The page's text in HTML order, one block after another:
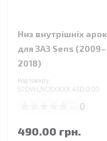
Низ внутрішніх арок
для ЗАЗ Sens (2009–
2018)
Код товару:
51.DWLNOSXXXX.4SD.0.00
0
490.00 грн.